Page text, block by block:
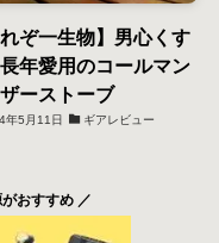
れぞ一生物】男心くす
年愛用のコールマン
ーストーブ
年5月11日 ギアレビュー
おすすめ ／